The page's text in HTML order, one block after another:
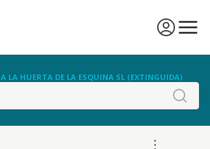
A LA HUERTA DE LA ESQUINA SL (EXTINGUIDA)